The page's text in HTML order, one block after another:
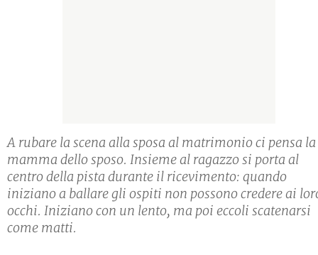
A rubare la scena alla sposa al matrimonio ci pensa la
mamma dello sposo. Insieme al ragazzo si porta al
centro della pista durante il ricevimento: quando
iniziano a ballare gli ospiti non possono credere ai
occhi. Iniziano con un lento, ma poi eccoli scatenarsi
come matti.